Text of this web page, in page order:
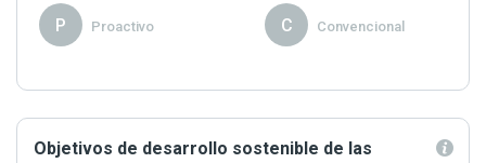
P Proactivo C Convencional
Objetivos de desarrollo sostenible de las